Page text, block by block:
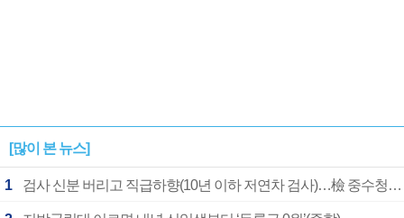
[많이 본 뉴스]
1 검사 신분 버리고 직급하향(10년 이하 저연차 검사)…檢 중수청행 기피